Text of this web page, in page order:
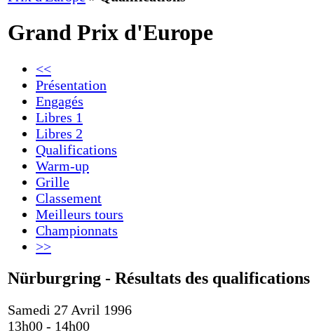
Grand Prix d'Europe
<<
Présentation
Engagés
Libres 1
Libres 2
Qualifications
Warm-up
Grille
Classement
Meilleurs tours
Championnats
>>
Nürburgring - Résultats des qualifications
Samedi 27 Avril 1996
13h00 - 14h00